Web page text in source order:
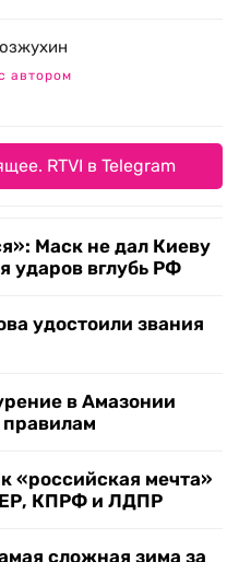
автором
RTVI в Telegram
Маск не дал Киеву
ударов вглубь РФ
удостоили звания
в Амазонии
«российская мечта»
ЕР, КПРФ и ЛДПР
сложная зима за